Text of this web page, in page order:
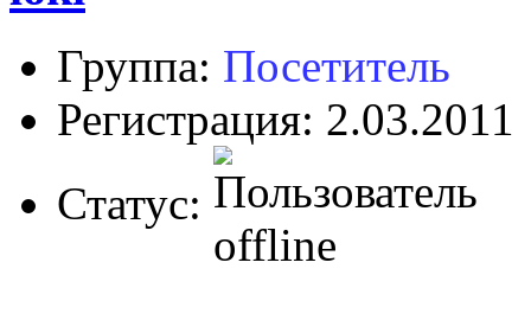
Группа: Посетитель
Регистрация: 2.03.2011
Статус: